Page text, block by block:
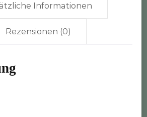
Informationen
Rezensionen (0)